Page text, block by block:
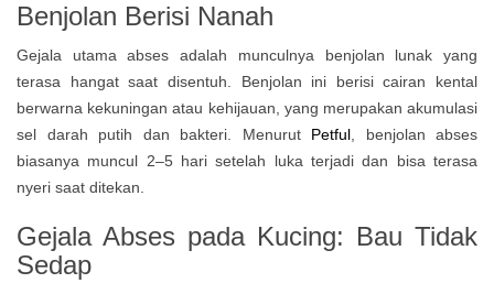
Benjolan Berisi Nanah
Gejala utama abses adalah munculnya benjolan lunak yang
terasa hangat saat disentuh. Benjolan ini berisi cairan kental
berwarna kekuningan atau kehijauan, yang merupakan akumulasi
sel darah putih dan bakteri. Menurut
Petful , benjolan abses
biasanya muncul 2–5 hari setelah luka terjadi dan bisa terasa
nyeri saat ditekan.
Gejala Abses pada Kucing: Bau Tidak
Sedap